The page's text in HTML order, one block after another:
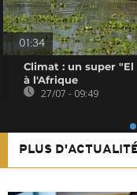
01:34
Climat : un super
à l'Afrique
27/07 - 09:49
PLUS